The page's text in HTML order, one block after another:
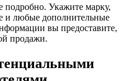
Укажите марку,
и любые дополнительные
вы предоставите,
продажи.